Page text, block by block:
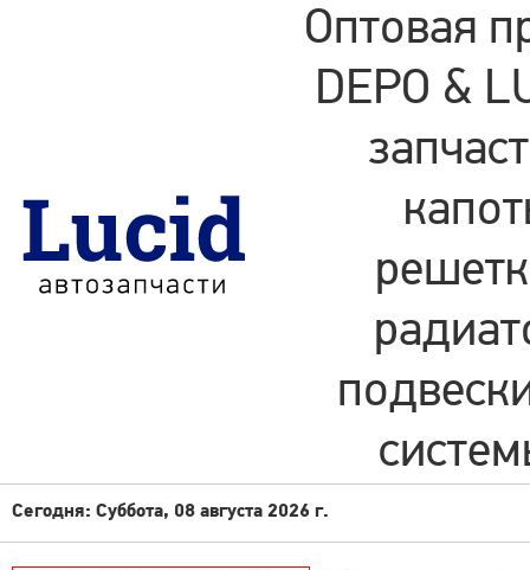
Оптовая
DEPO &
Сегодня: Суббота, 08 августа 2026 г.